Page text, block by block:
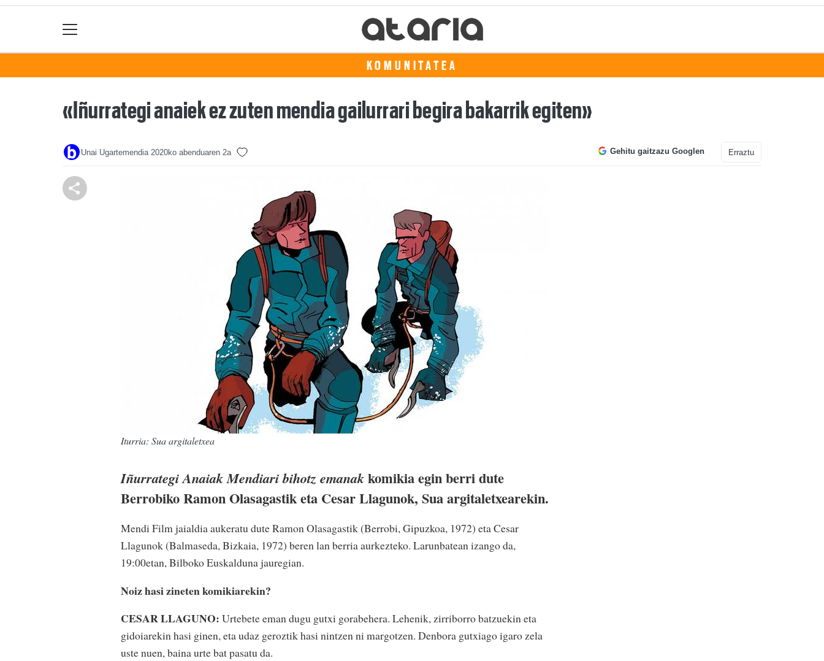
KOMUNITATEA
«Iñurrategi anaiek ez zuten mendia gailurrari begira bakarrik egiten»
Unai Ugartemendia 2020ko abenduaren 2a Gehitu gaitzazu Googlen Erraztu
Iturria: Sua argitaletxea
Iñurrategi Anaiak Mendiari bihotz emanakkomikia egin berri dute
Berrobiko Ramon Olasagastik eta Cesar Llagunok, Sua argitaletxearekin.
Mendi Film jaialdia aukeratu dute Ramon Olasagastik (Berrobi, Gipuzkoa, 1972) eta Cesar
Llagunok (Balmaseda, Bizkaia, 1972) beren lan berria aurkezteko. Larunbatean izango da,
19:00etan, Bilboko Euskalduna jauregian.
Noiz hasi zineten komikiarekin?
CESAR LLAGUNO: Urtebete eman dugu gutxi gorabehera. Lehenik, zirriborro batzuekin eta
gidoiarekin hasi ginen, eta udaz geroztik hasi nintzen ni margotzen. Denbora gutxiago igaro zela
uste nuen, baina urte bat pasatu da.